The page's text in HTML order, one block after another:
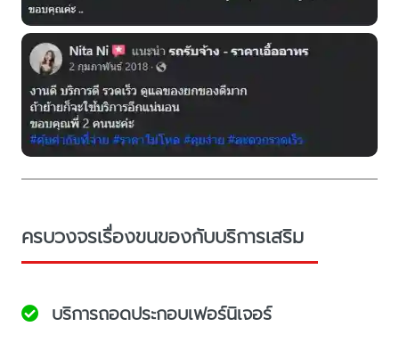
ครบวงจรเรื่องขนของกับบริการเสริม
บริการถอดประกอบเฟอร์นิเจอร์